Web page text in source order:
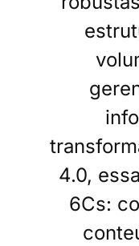
4.0,
6Cs: